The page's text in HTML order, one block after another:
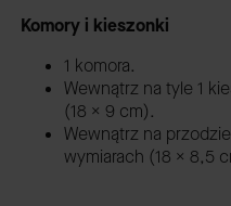
Komory i kieszonki
1 komora.
Wewnątrz na tyle 1
(18 x 9 cm).
Wewnątrz na
wymiarach (18 x 8,5